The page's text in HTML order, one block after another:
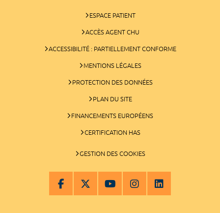
ESPACE PATIENT
ACCÈS AGENT CHU
ACCESSIBILITÉ : PARTIELLEMENT CONFORME
MENTIONS LÉGALES
PROTECTION DES DONNÉES
PLAN DU SITE
FINANCEMENTS EUROPÉENS
CERTIFICATION HAS
GESTION DES COOKIES